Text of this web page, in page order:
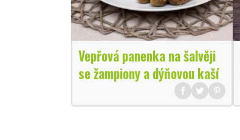
Vepřová panenka na šalvěji
se žampiony a dýňovou kaší